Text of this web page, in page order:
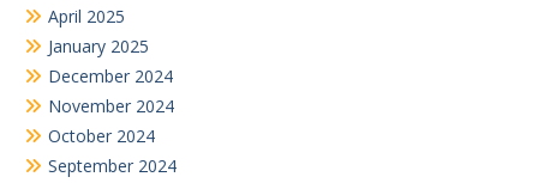
April 2025
January 2025
December 2024
November 2024
October 2024
September 2024